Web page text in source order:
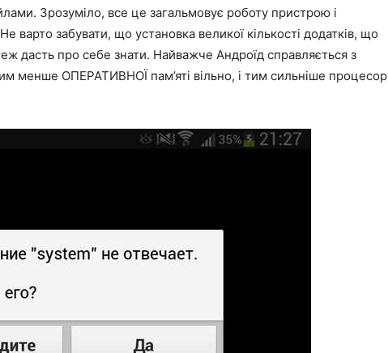
Зрозуміло, все це загальмовує роботу пристрою і
варто забувати, що установка великої кількості додатків, що
дасть про себе знати. Найважче Андроїд справляється з
менше ОПЕРАТИВНОЇ пам’яті вільно, і тим сильніше процесор